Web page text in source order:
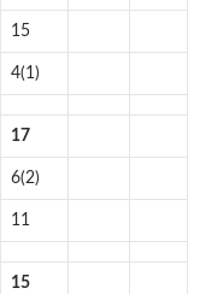
15
4(1)
17
6(2)
11
15